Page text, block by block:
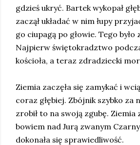
gdzieś ukryć. Bartek wykopał
zaczął układać w nim łupy
go ciupagą po głowie. Tego było
Najpierw świętokradztwo
kościoła, a teraz zdradziecki
Ziemia zaczęła się zamykać i
coraz głębiej. Zbójnik szybko za
zrobił to na swoją zgubę. Ziemia
bowiem nad Jurą zwanym
dokonała się sprawiedliwość.